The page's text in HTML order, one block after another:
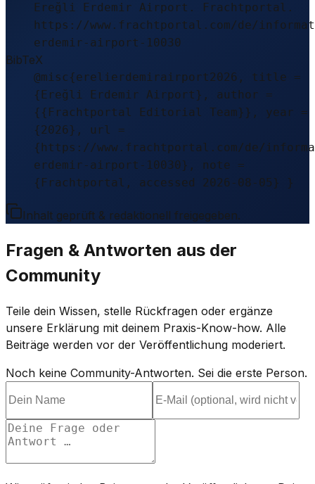
Ereğli Erdemir Airport. Frachtportal.
https://www.frachtportal.com/de/
erdemir-airport-10030
BibTeX
@misc{erelierdemirairport2026, title =
{Ereğli Erdemir Airport}, author =
{{Frachtportal Editorial Team}}, year =
{2026}, url =
{https://www.frachtportal.com/de/
erdemir-airport-10030}, note =
{Frachtportal, accessed 2026-08-05} }
Inhalt geprüft & redaktionell freigegeben.
Fragen & Antworten aus der
Community
Teile dein Wissen, stelle Rückfragen oder ergänze
unsere Erklärung mit deinem Praxis-Know-how. Alle
Beiträge werden vor der Veröffentlichung moderiert.
Noch keine Community-Antworten. Sei die erste Person.